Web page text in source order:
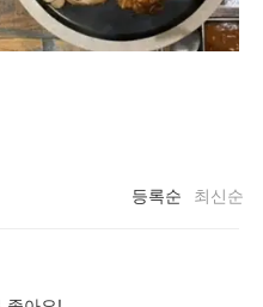
등록순 최신순